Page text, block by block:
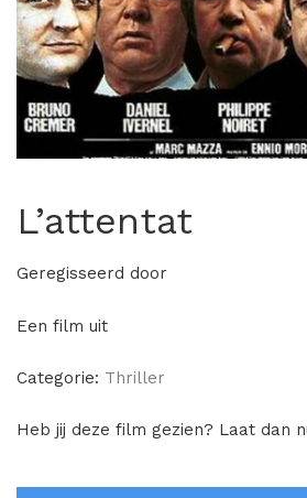
L’attentat
Geregisseerd door
Een film uit
Categorie: Thriller
Heb jij deze film gezien? Laat dan